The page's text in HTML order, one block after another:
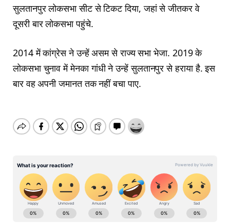
सुलतानपुर लोकसभा सीट से टिकट दिया, जहां से जीतकर वे
दूसरी बार लोकसभा पहुंचे.
2014 में कांग्रेस ने उन्हें असम से राज्य सभा भेजा. 2019 के
लोकसभा चुनाव में मेनका गांधी ने उन्हें सुलतानपुर से हराया है. इस
बार वह अपनी जमानत तक नहीं बचा पाए.